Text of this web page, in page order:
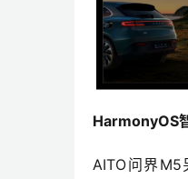
HarmonyOS
AITO问界M5